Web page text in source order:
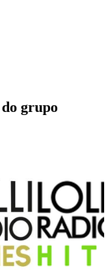
grupo